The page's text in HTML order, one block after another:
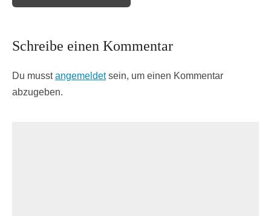
Schreibe einen Kommentar
Du musstangemeldetsein, um einen Kommentar
abzugeben.